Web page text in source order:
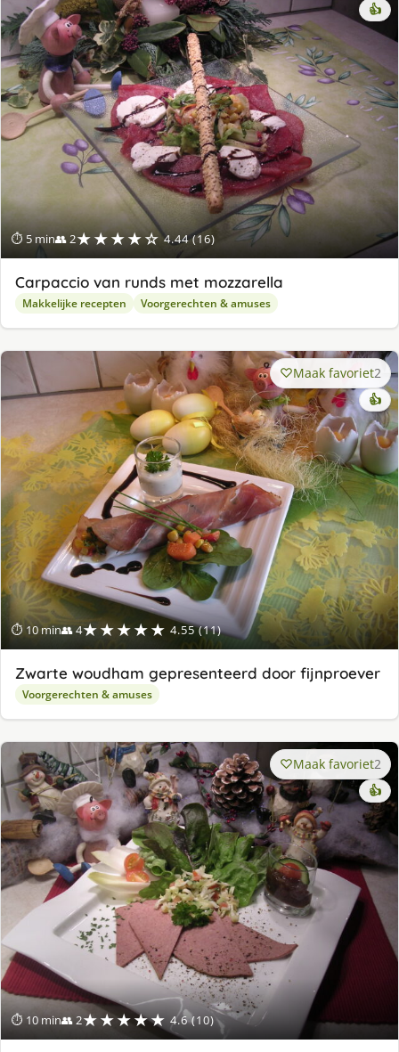
⏱ 5 min👥 2★★★★☆ 4.44 (16)
👍
Carpaccio van runds met mozzarella
Makkelijke recepten Voorgerechten & amuses
⏱ 10 min👥 4★★★★★ 4.55 (11)
Maak favoriet2
👍
Zwarte woudham gepresenteerd door fijnproever
Voorgerechten & amuses
⏱ 10 min👥 2★★★★★ 4.6 (10)
Maak favoriet2
👍